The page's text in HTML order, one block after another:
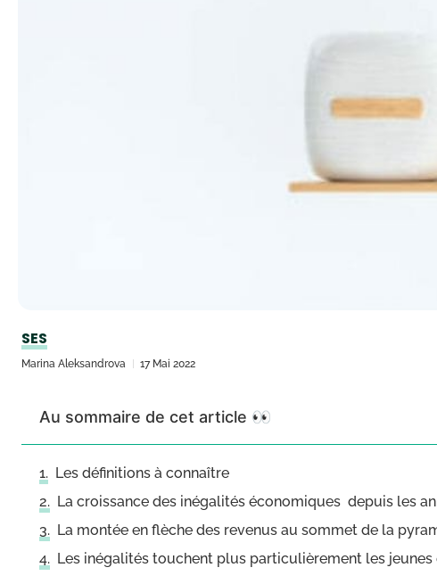
SES
Marina Aleksandrova 17 Mai 2022
Au sommaire de cet article 👀
Les définitions à connaître
La croissance des inégalités économiques depuis les
La montée en flèche des revenus au sommet de la
Les inégalités touchent plus particulièrement les jeunes